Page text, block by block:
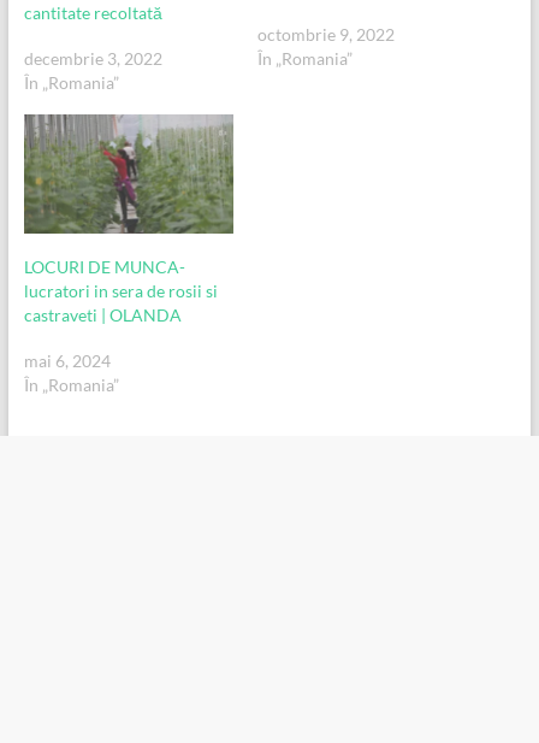
cantitate recoltată
decembrie 3, 2022
În „Romania”
octombrie 9, 2022
În „Romania”
LOCURI DE MUNCA-
lucratori in sera de rosii si
castraveti | OLANDA
mai 6, 2024
În „Romania”